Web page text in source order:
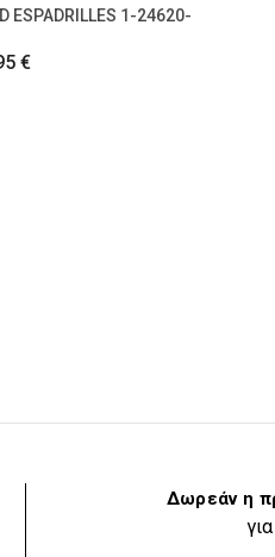
ESPADRILLES 1-24620-
€
Δωρεάν η